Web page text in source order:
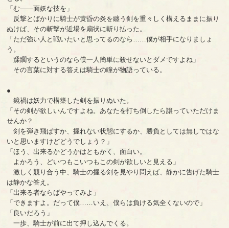
「む――面妖な技を」
反撃とばかりに騎士が黄昏の炎を纏う剣を重々しく構えるままに振り
ぬけば、その斬撃が近場を扇状に斬り払った。
「ただ強い人と戦いたいと思ってるのなら……僕が相手になりましょ
う。
蹂躙するというのなら僕一人簡単に殺せないとダメですよね」
その言葉に対する答えは騎士の瞳が物語っている。
●
鏡禍は妖力で構築した剣を振りぬいた。
「その剣が欲しいんですよね。あなたを打ち倒したら譲っていただけま
せんか？
剣を弾き飛ばすか、握れない状態にするか、勝負としては無しではな
いと思いますけどどうでしょう？」
「ほう、出来るかどうかはともかく、面白い。
よかろう、どいつもこいつもこの剣が欲しいと見える」
激しく競り合う中、騎士の握る剣を見やり問えば、静かに告げた騎士
は静かな答え。
「出来る者ならばやってみよ」
「できますよ。だって僕……いえ、僕らは負ける気全くないので」
「良いだろう」
一歩、騎士が前に出て押し込んでくる。